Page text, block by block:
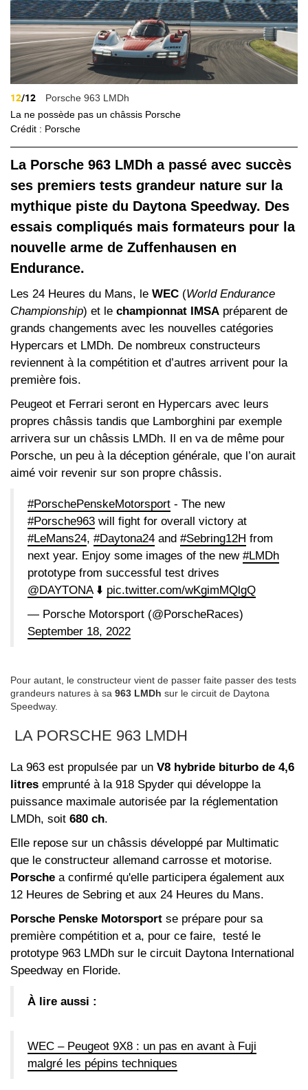
12/12
Porsche 963 LMDh
La ne possède pas un châssis Porsche
Crédit : Porsche
La Porsche 963 LMDh a passé avec succès
ses premiers tests grandeur nature sur la
mythique piste du Daytona Speedway. Des
essais compliqués mais formateurs pour la
nouvelle arme de Zuffenhausen en
Endurance.
Les 24 Heures du Mans, le WEC (World Endurance
Championship) et le championnat IMSA préparent de
grands changements avec les nouvelles catégories
Hypercars et LMDh. De nombreux constructeurs
reviennent à la compétition et d’autres arrivent pour la
première fois.
Peugeot et Ferrari seront en Hypercars avec leurs
propres châssis tandis que Lamborghini par exemple
arrivera sur un châssis LMDh. Il en va de même pour
Porsche, un peu à la déception générale, que l’on aurait
aimé voir revenir sur son propre châssis.
#PorschePenskeMotorsport - The new
#Porsche963 will fight for overall victory at
#LeMans24, #Daytona24 and #Sebring12H from
next year. Enjoy some images of the new #LMDh
prototype from successful test drives
@DAYTONA⬇️ pic.twitter.com/wKgimMQlgQ
— Porsche Motorsport (@PorscheRaces)
September 18, 2022
Pour autant, le constructeur vient de passer faite passer des tests
grandeurs natures à sa 963 LMDh sur le circuit de Daytona
Speedway.
LA PORSCHE 963 LMDH
La 963 est propulsée par un V8 hybride biturbo de 4,6
litres emprunté à la 918 Spyder qui développe la
puissance maximale autorisée par la réglementation
LMDh, soit 680 ch.
Elle repose sur un châssis développé par Multimatic
que le constructeur allemand carrosse et motorise.
Porsche a confirmé qu'elle participera également aux
12 Heures de Sebring et aux 24 Heures du Mans.
Porsche Penske Motorsport se prépare pour sa
première compétition et a, pour ce faire, testé le
prototype 963 LMDh sur le circuit Daytona International
Speedway en Floride.
À lire aussi :
WEC – Peugeot 9X8 : un pas en avant à Fuji
malgré les pépins techniques